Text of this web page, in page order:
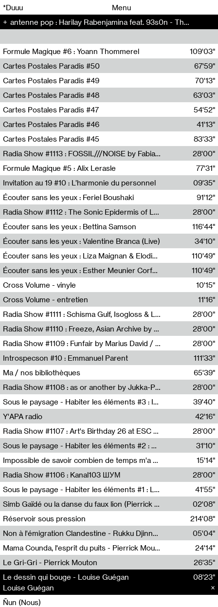
*Duuu
Menu
antenne pop : Harilay Rabenjamina feat. 93s0n - The Artificial Kid (5)
Formule Magique #6 : Yoann Thommerel
Nathalie Lacroix,Yoann Thommerel
109'03"
Cartes Postales Paradis #50
Zoé Leroux
67'59"
Cartes Postales Paradis #49
Aurore Portales
70'13"
Cartes Postales Paradis #48
Mathias Dupaquier
63'03"
Cartes Postales Paradis #47
Raymond Engramer
54'52"
Cartes Postales Paradis #46
Sarah Banville
41'13"
Cartes Postales Paradis #45
Mateo Cuin
83'33"
Radia Show #1113 : FOSSIL///NOISE by Fabiana Gibim / Wave Farm
Wave Farm
28'00"
Formule Magique #5 : Alix Lerasle
Nathalie Lacroix
77'31"
Invitation au 19 #10 : L’harmonie du personnel
19, CRAC
09'35"
Écouter sans les yeux : Feriel Boushaki
Feriel Boushaki
91'12"
Radia Show #1112 : The Sonic Epidermis of Lake Léman by Paul Courlet / Guest Slot
28'00"
Écouter sans les yeux : Bettina Samson
Bettina Samson
116'44"
Écouter sans les yeux : Valentine Branca (Live)
Valentine Branca
34'10"
Écouter sans les yeux : Liza Maignan & Elodie Lecat
Liza Maignan,Elodie Lecat
110'49"
Écouter sans les yeux : Esther Meunier Corfdyr
Esther Meunier Corfdyr
110'49"
Cross Volume - vinyle
10'15"
Cross Volume - entretien
11'16"
Radia Show #1111 : Schisma Gulf, Isogloss & Lament For The Old Clock By Harvey Young / Resonance
Resonance
28'00"
Radia Show #1110 : Freeze, Asian Archive by Avita Maheen / Radio Worm
Radio WORM
28'00"
Radia Show #1109 : Funfair by Marius David / JET FM
Jet FM
28'00"
Introspecson #10 : Emmanuel Parent
Pierre Henry,Emmanuel Parent
111'33"
Ma / nos bibliothèques
Sarah Tritz,Elene Lapiashivili,Justin Marconnet,Mateo Cuche,Esther Lechevalier,Suzie Lecroart,Romance Castelet
65'39"
Radia Show #1108 : as or another by Jukka-Pekka Kervinen / Rádio Zero
Radio Zero
28'00"
Sous le paysage - Habiter les éléments #3 : Interprétations, rituels et symboliques des éléments
Nastassja Martin
39'40"
Y'APA radio
Pierrick Mouton
42'16"
Radia Show #1107 : Art's Birthday 26 at ESC - Medien Kunst Labor
Radio Helsinki
28'00"
Sous le paysage - Habiter les éléments #2 : Vers le tournant élémentaire
Nastassja Martin
31'10"
Impossible de savoir combien de temps m'a échappé
Mélanie Blaison,Mateo Cuin
15'14"
Radia Show #1106 : Kanal103 ШУМ
Kanal103
28'00"
Sous le paysage - Habiter les éléments #1 : Les éléments et les débordements du vivant
Nastassja Martin
41'55"
Simb Gaïdé ou la danse du faux lion (Pierrick Mouton)
Pierrick Mouton,Simb Gaïdé
02'08"
Réservoir sous pression
214'08"
Non à l'émigration Clandestine - Rukku Djinne Squad (Eden Tinto Collins)
Eden Tinto Collins,Rukku Djinne
05'04"
Mama Counda, l'esprit du puits - Pierrick Mouton
Pierrick Mouton
24'14"
Le Gri-Gri - Pierrick Mouton
Pierrick Mouton
26'35"
Le dessin qui bouge - Louise Guégan
Louise Guégan
08'23"
Le dessin qui bouge - Louise Guégan
Louise Guégan
08'23"
Ñun (Nous)
00 00
00 00